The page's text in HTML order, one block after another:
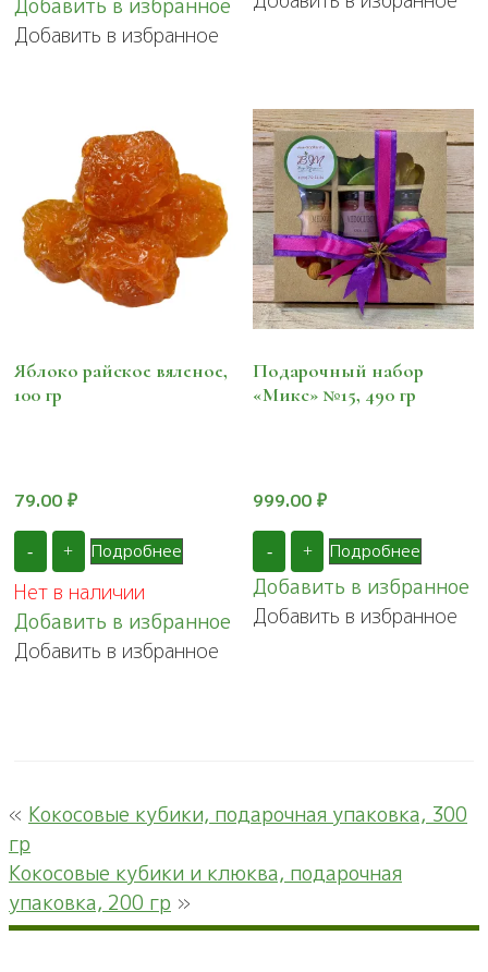
Добавить в избранное
Добавить в избранное
Яблоко райское вяленое,
100 гр
79.00 ₽
- + Подробнее
Нет в наличии
Добавить в избранное
Добавить в избранное
Подарочный набор
«Микс» №15, 490 гр
999.00₽
- + Подробнее
Добавить в избранное
Добавить в избранное
« Кокосовые кубики, подарочная упаковка, 300
гр
Кокосовые кубики и клюква, подарочная
упаковка, 200 гр »